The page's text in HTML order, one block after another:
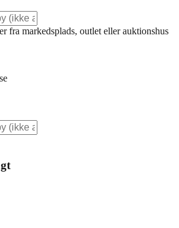
fra markedsplads, outlet eller auktionshus